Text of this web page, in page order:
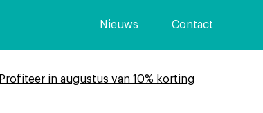
Nieuws Contact
Profiteer in augustus van 10% korting